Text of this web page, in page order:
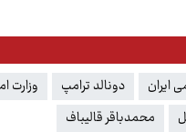
ایران دونالد ترامپ
وزارت
محمدباقر قالیباف